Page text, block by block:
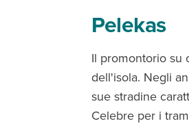
Pelekas
Il promontorio su
dell'isola. Negli
sue stradine
Celebre per i